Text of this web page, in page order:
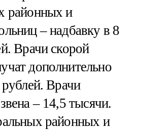
районных и
– надбавку в 8
Врачи скорой
дополнительно
Врачи
– 14,5 тысячи.
районных и